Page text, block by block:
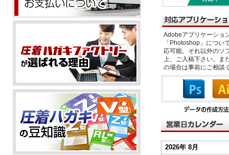
Adobeアプリケーショ
「Photoshop」につい
応可能。それ以外のソ
上、ご入稿下さい。ま
の場合は事前にご相談
2026年 8月